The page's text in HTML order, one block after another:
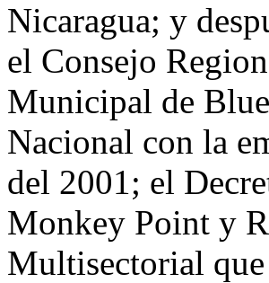
Nicaragua; y
el Consejo
Municipal de
Nacional con la
del 2001; el
Monkey Point y
Multisectorial